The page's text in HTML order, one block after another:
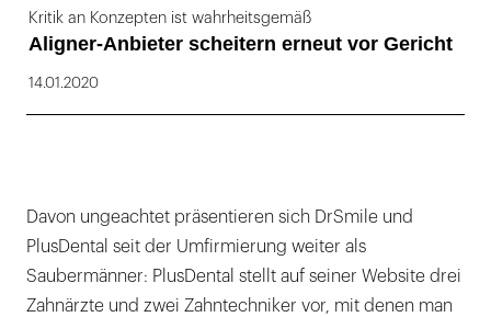
Kritik an Konzepten ist wahrheitsgemäß
Aligner-Anbieter scheitern erneut vor Gericht
14.01.2020
Davon ungeachtet präsentieren sich DrSmile und
PlusDental seit der Umfirmierung weiter als
Saubermänner: PlusDental stellt auf seiner Website drei
Zahnärzte und zwei Zahntechniker vor, mit denen man